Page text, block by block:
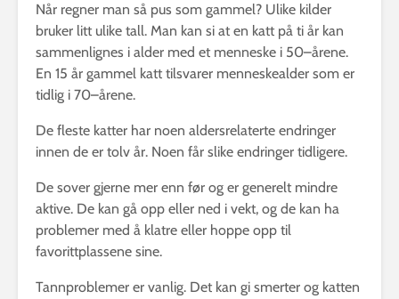
Når regner man så pus som gammel? Ulike kilder
bruker litt ulike tall. Man kan si at en katt på ti år kan
sammenlignes i alder med et menneske i 50–årene.
En 15 år gammel katt tilsvarer menneskealder som er
tidlig i 70–årene.
De fleste katter har noen aldersrelaterte endringer
innen de er tolv år. Noen får slike endringer tidligere.
De sover gjerne mer enn før og er generelt mindre
aktive. De kan gå opp eller ned i vekt, og de kan ha
problemer med å klatre eller hoppe opp til
favorittplassene sine.
Tannproblemer er vanlig. Det kan gi smerter og katten